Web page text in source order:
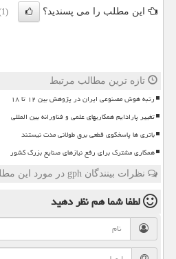
این مطلب را می پسندید؟ (1)
تازه ترین مطالب مرتبط
رتبه هوش مصنوعی ایران در پژوهش بین ۱۲ تا ۱۸
تغییر پارادایم همکاریهای علمی و فناورانه بین المللی
باتری ها پاسخگوی قطعی برق طولانی مدت نیستند
همکاری مشترک برای رفع نیازهای صنایع بزرگ کشور
نظرات بینندگان gph در مورد این مطلب
لطفا شما همنظر دهید